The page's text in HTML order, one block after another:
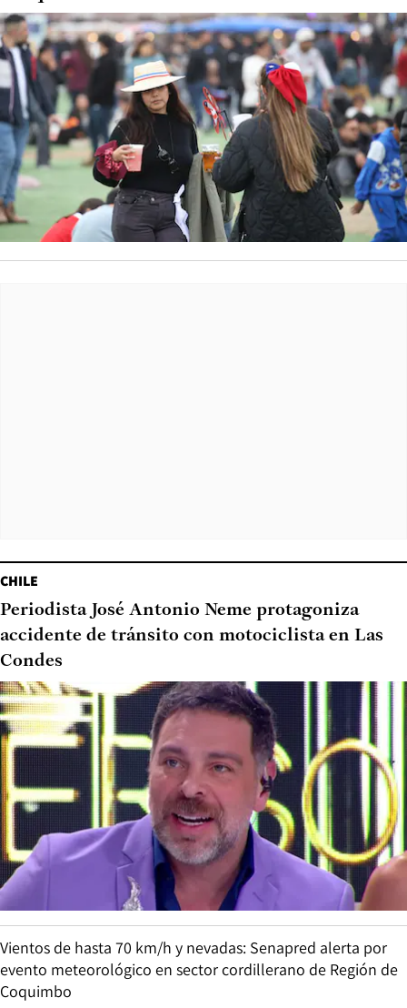
CHILE
Periodista José Antonio Neme protagoniza
accidente de tránsito con motociclista en Las
Condes
Vientos de hasta 70 km/h y nevadas: Senapred alerta por
evento meteorológico en sector cordillerano de Región de
Coquimbo